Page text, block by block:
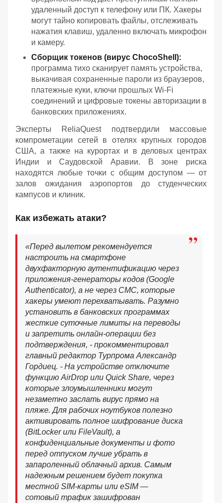
удаленный доступ к телефону или ПК. Хакеры
могут тайно копировать файлы, отслеживать
нажатия клавиш, удаленно включать микрофон
и камеру.
Сборщик токенов (вирус ChocoShell):
программа тихо сканирует память устройства,
выкачивая сохраненные пароли из браузеров,
платежные куки, ключи прошлых Wi-Fi
соединений и цифровые токены авторизации в
банковских приложениях.
Эксперты ReliaQuest подтвердили массовые
компрометации сетей в отелях крупных городов
США, а также на курортах и в деловых центрах
Индии и Саудовской Аравии. В зоне риска
находятся любые точки с общим доступом — от
залов ожидания аэропортов до студенческих
кампусов и клиник.
Как избежать атаки?
«Перед вылетом рекомендуется
настроить на смартфоне
двухфакторную аутентификацию через
приложения-генераторы кодов (Google
Authenticator), а не через СМС, которые
хакеры умеют перехватывать. Разумно
установить в банковских программах
жесткие суточные лимиты на переводы
и запретить онлайн-операции без
подтверждения, - прокомментировал
главный редактор Турпрома Александр
Гордиец. - На устройстве отключите
функцию AirDrop или Quick Share, через
которые злоумышленники могут
незаметно заслать вирус прямо на
пляже. Для рабочих ноутбуков полезно
активировать полное шифрование диска
(BitLocker или FileVault), а
конфиденциальные документы и фото
перед отпуском лучше убрать в
запароленный облачный архив. Самым
надежным решением будет покупка
местной SIM-карты или eSIM —
сотовый трафик зашифрован